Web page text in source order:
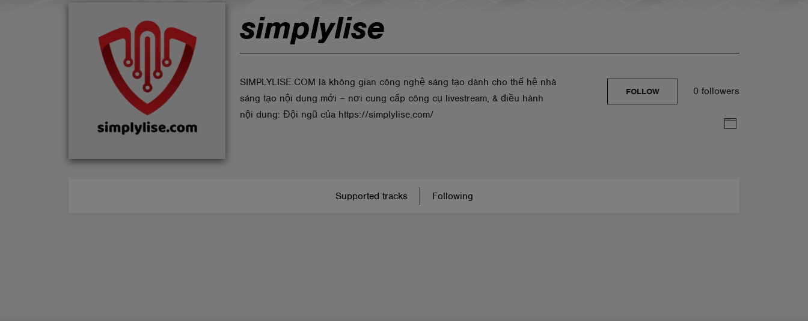
simplylise
SIMPLYLISE.COM là không gian công nghệ sáng tạo dành cho thế hệ nhà
sáng tạo nội dung mới – nơi cung cấp công cụ livestream, & điều hành
nội dung: Đội ngũ của https://simplylise.com/
0 followers
FOLLOW
Supported tracks Following